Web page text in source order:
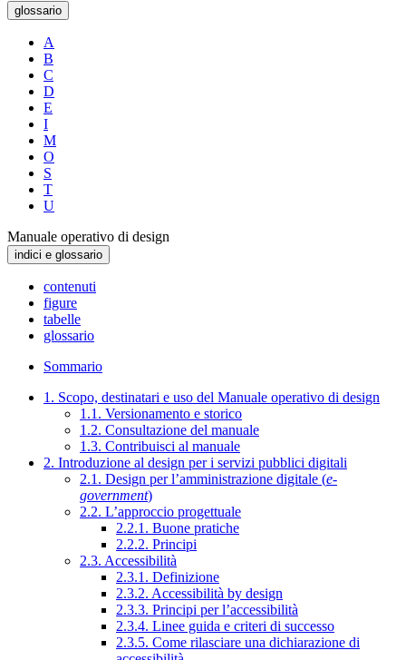
glossario
A
B
C
D
E
I
M
O
S
T
U
Manuale operativo di design
indici e glossario
contenuti
figure
tabelle
glossario
Sommario
1. Scopo, destinatari e uso del Manuale operativo di design
1.1. Versionamento e storico
1.2. Consultazione del manuale
1.3. Contribuisci al manuale
2. Introduzione al design per i servizi pubblici digitali
2.1. Design per l’amministrazione digitale (e-
government)
2.2. L’approccio progettuale
2.2.1. Buone pratiche
2.2.2. Principi
2.3. Accessibilità
2.3.1. Definizione
2.3.2. Accessibilità by design
2.3.3. Principi per l’accessibilità
2.3.4. Linee guida e criteri di successo
2.3.5. Come rilasciare una dichiarazione di